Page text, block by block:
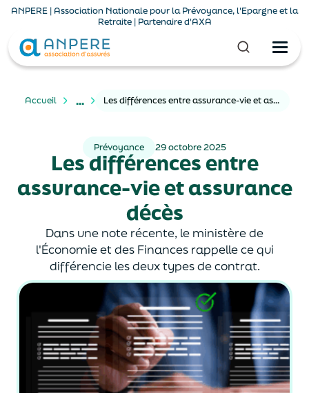
ANPERE | Association Nationale pour la Prévoyance, l'Epargne et la
Retraite | Partenaire d'AXA
Accueil ... Les différences entre assurance-vie et assurance décès
Prévoyance 29 octobre 2025
Les différences entre
assurance-vie et assurance
décès
Dans une note récente, le ministère de
l'Économie et des Finances rappelle ce qui
différencie les deux types de contrat.